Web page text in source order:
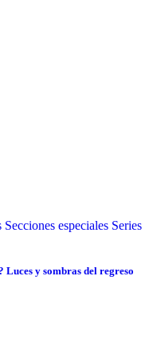
Secciones especiales Series
Luces y sombras del regreso